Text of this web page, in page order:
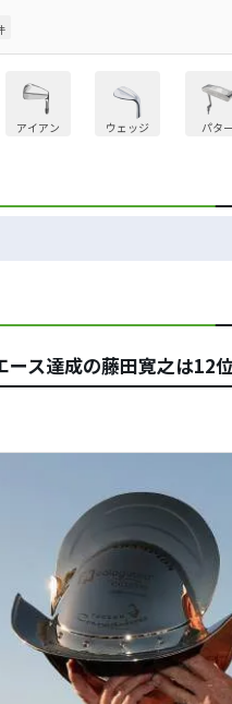
アイアン ウェッジ パター
ス達成の藤田寛之は12